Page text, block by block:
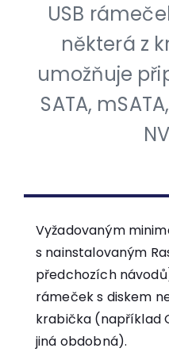
USB
některá z
umožňuje
SATA,
Vyžadovaným
s nainstalovaným
předchozích
rámeček s diskem
krabička (například
jiná obdobná).